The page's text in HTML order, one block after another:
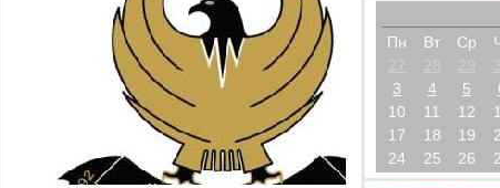
Пн Вт Ср
27
28 29
3
4 5
10
11 12
17
18 19
24
25 26